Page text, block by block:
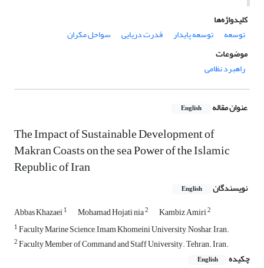
کلیدواژه‌ها
توسعه
توسعه پایدار قدرت دریایی
سواحل مکران
موضوعات
راهبرد نظامی
عنوان مقاله English
The Impact of Sustainable Development of
Makran Coasts on the sea Power of the Islamic
Republic of Iran
نویسندگان English
Abbas Khazaei1 Mohamad Hojati nia2 Kambiz Amiri2
1Faculty Marine Science, Imam Khomeini University, Noshar, Iran.
2Faculty Member of Command and Staff University. Tehran. Iran.
چکیده
English